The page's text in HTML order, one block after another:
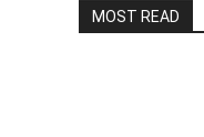
MOST READ